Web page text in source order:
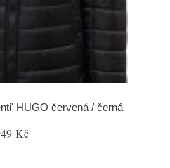
HUGO červená / černá
Kč